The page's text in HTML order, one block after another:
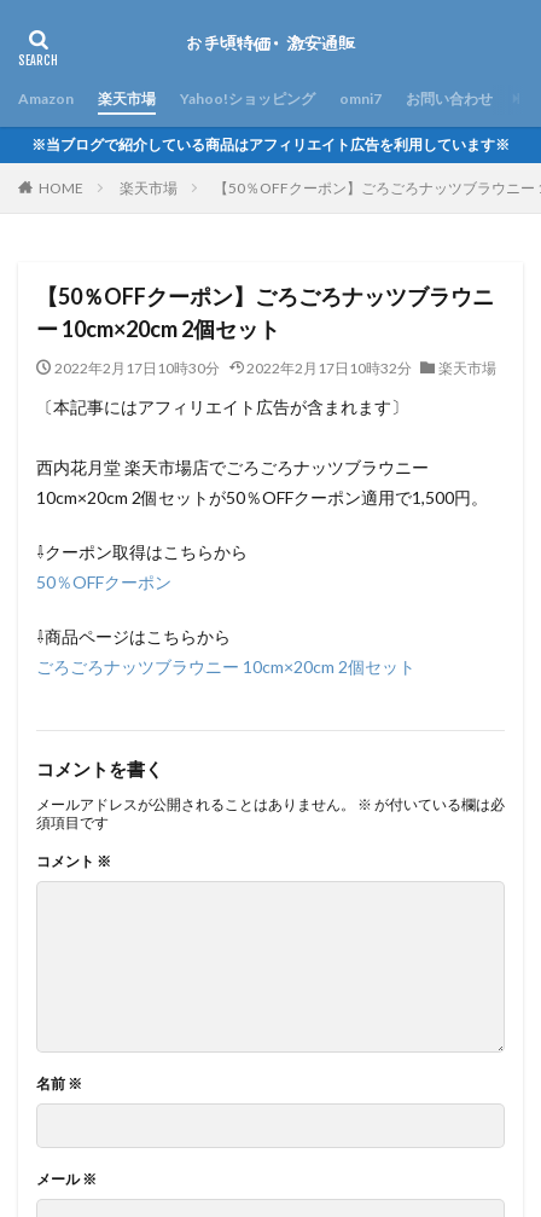
Amazon 楽天市場 Yahoo!ショッピング omni7 お問い合わせ
※当ブログで紹介している商品はアフィリエイト広告を利用しています※
HOME 楽天市場 【50％OFFクーポン】ごろごろナッツブラウニ
【50％OFFクーポン】ごろごろナッツブラウニ
ー 10cm×20cm 2個セット
2022年2月17日10時30分 2022年2月17日10時32分 楽天市場
〔本記事にはアフィリエイト広告が含まれます〕
西内花月堂 楽天市場店でごろごろナッツブラウニー
10cm×20cm 2個セットが50％OFFクーポン適用で1,500円。
⇩クーポン取得はこちらから
50％OFFクーポン
⇩商品ページはこちらから
ごろごろナッツブラウニー 10cm×20cm 2個セット
コメントを書く
メールアドレスが公開されることはありません。 ※ が付いている欄は必
須項目です
コメント ※
名前 ※
メール※